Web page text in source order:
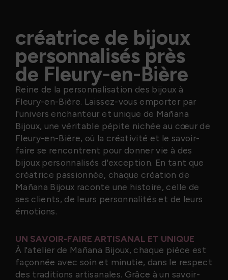
créatrice de bijoux
personnalisés près
de Fleury-en-Bière
Reine de la personnalisation des bijoux à
Fleury-en-Bière. Laissez-vous emporter par
l'univers enchanteur et unique de Mañana
Bijoux, une véritable pépite nichée au cœur de
Fleury-en-Bière, où la créativité et le savoir-
faire se rencontrent pour donner vie à des
bijoux personnalisés d'exception. En tant que
créatrice passionnée, chaque création de
Mañana Bijoux raconte une histoire, celle de
ses clients, de leurs personnalités et de leurs
émotions.
UN SAVOIR-FAIRE ARTISANAL ET UNIQUE
À l'atelier de Mañana Bijoux, chaque pièce est
façonnée avec soin et minutie, dans le respect
des traditions artisanales. Grâce à un savoir-